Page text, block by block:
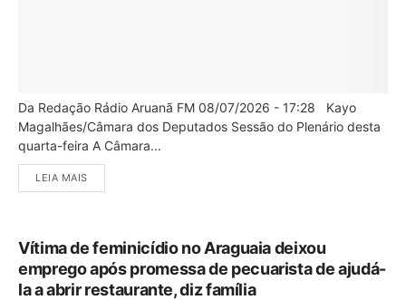
Da Redação Rádio Aruanã FM 08/07/2026 - 17:28 Kayo
Magalhães/Câmara dos Deputados Sessão do Plenário desta
quarta-feira A Câmara...
LEIA MAIS
Vítima de feminicídio no Araguaia deixou
emprego após promessa de pecuarista de ajudá-
la a abrir restaurante, diz família